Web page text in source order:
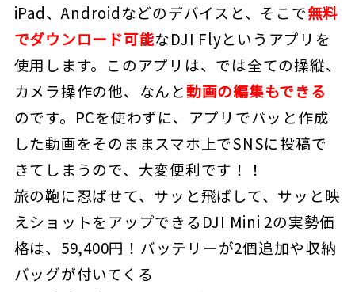
iPad、Androidなどのデバイスと、そこで無料
でダウンロード可能なDJI Flyというアプリを
使用します。このアプリは、では全ての操縦、
カメラ操作の他、なんと動画の編集もできる
のです。PCを使わずに、アプリでパッと作成
した動画をそのままスマホ上でSNSに投稿で
きてしまうので、大変便利です！！
旅の鞄に忍ばせて、サッと飛ばして、サッと映
えショットをアップできるDJI Mini 2の実勢価
格は、59,400円！バッテリーが2個追加や収納
バッグが付いてくる